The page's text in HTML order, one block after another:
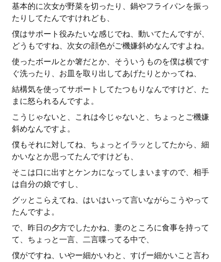
基本的に次女が野菜を切ったり、鍋やフライパンを振っ
たりしてたんですけれども、
僕はサポート役みたいな感じでね、動いてたんですが、
どうもですね、次女の顔色がご機嫌斜めなんですよね。
使ったボールとか箸だとか、そういうものを僕は横です
ぐ洗ったり、お皿を取り出してあげたりとかってね、
結構気を使ってサポートしてたつもりなんですけど、た
まに怒られるんですよ。
こうじゃないと、これは今じゃないと、ちょっとご機嫌
斜めなんですよ。
僕もそれに対してね、ちょっとイラッとしてたから、細
かいなとか思ってたんですけども、
そこは口に出すとケンカになってしまいますので、相手
は自分の娘ですし、
グッとこらえてね、はいはいって言いながらこうやって
たんですよ。
で、昨日の夕方でしたかね、妻のところに食事を持って
て、ちょっと一言、二言喋ってる中で、
僕がですね、いやー細かいわと、すげー細かいこと言わ